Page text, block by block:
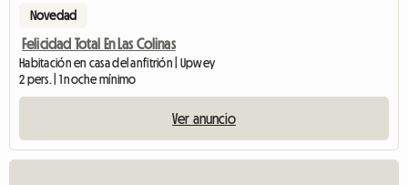
Novedad
Felicidad Total En Las Colinas
Habitación en casa del anfitrión | Upwey
2 pers. | 1 noche mínimo
Ver anuncio